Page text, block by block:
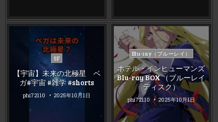
Posted
SF
【宇宙】未来の北極星 ベ
ガ#宇宙 #雑学 #shorts
phi72110 2025年10月1日
Posted
in
Blu-ray（ブルーレイ）
ホテル・インヒューマンズ
Blu-ray BOX （ブルーレイ
ディスク）
phi72110 2025年10月1日